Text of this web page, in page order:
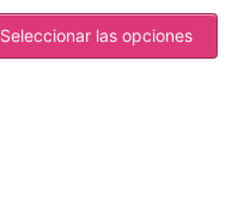
Seleccionar las opciones